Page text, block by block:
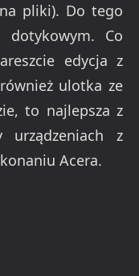
pliki). Do tego
dotykowym. Co
edycja z
ulotka ze
to najlepsza z
urządzeniach z
Acera.